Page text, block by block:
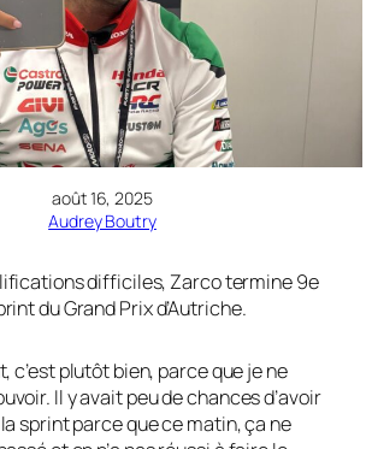
août 16, 2025
Audrey Boutry
difficiles, Zarco termine 9e
du Grand Prix d’Autriche.
c’est plutôt bien, parce que je ne
Il y avait peu de chances d’avoir
sprint parce que ce matin, ça ne